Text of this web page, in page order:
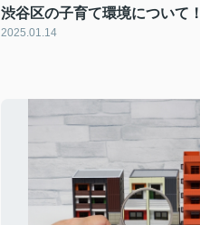
渋谷区の子育て環境について
2025.01.14